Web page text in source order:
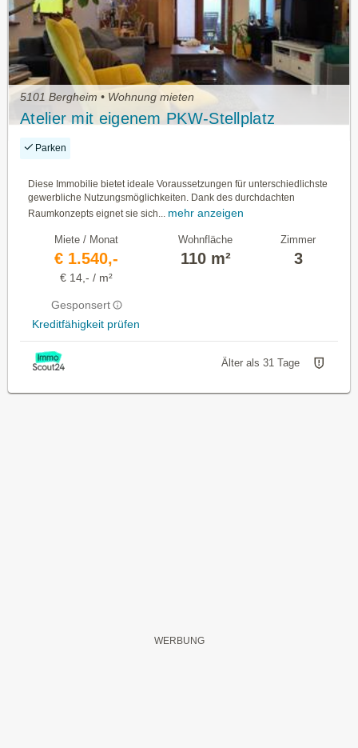
5101 Bergheim • Wohnung mieten
Atelier mit eigenem PKW-Stellplatz
Parken
Diese Immobilie bietet ideale Voraussetzungen für unterschiedlichste
gewerbliche Nutzungsmöglichkeiten. Dank des durchdachten
Raumkonzepts eignet sie sich...
mehr anzeigen
Miete / Monat
€ 1.540,-
€ 14,- / m²
Gesponsert
Kreditfähigkeit prüfen
Wohnfläche
110 m²
Zimmer
3
Älter als 31 Tage